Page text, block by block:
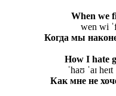
When we
wen wi
Когда мы
How I hate
ˈhaʊ ˈaɪ
Как мне не